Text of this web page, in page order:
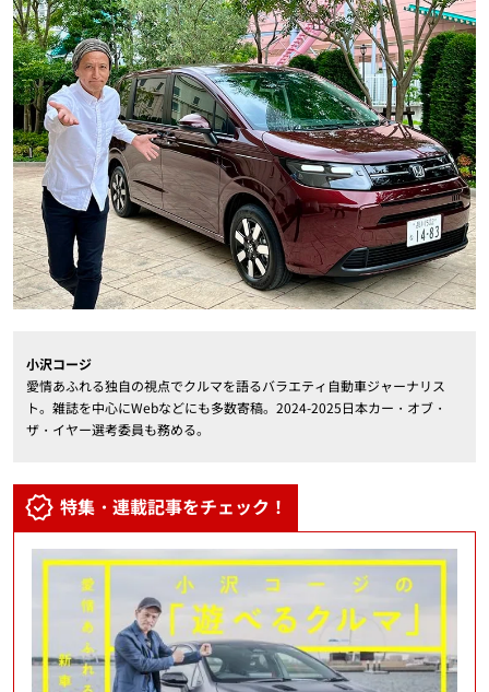
小沢コージ
愛情あふれる独自の視点でクルマを語るバラエティ自動車ジャーナリス
ト。雑誌を中心にWebなどにも多数寄稿。2024-2025日本カー・オブ・
ザ・イヤー選考委員も務める。
特集・連載記事をチェック！